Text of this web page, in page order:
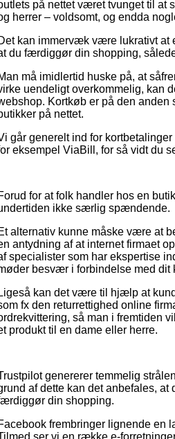
på nettet været tvunget til at
herrer – voldsomt, og endda
kan immervæk være lukrativt at
du færdiggør din shopping,
må imidlertid huske på, at
uendeligt overkommelig, kan
Kortkøb er på den
på nettet.
går generelt ind for
eksempel ViaBill, for så vidt du
for at folk handler hos en
ikke særlig spændende.
alternativ kunne måske være at
antydning af at internet firmaet
specialister som har ekspertise
besvær i forbindelse med dit
Ligeså kan det være til hjælp at
fx den returrettighed online
så man i fremtiden
produkt til en dame eller herre.
genererer temmelig
af dette kan det anbefales,
din shopping.
frembringer lignende en
ser vi en række e-